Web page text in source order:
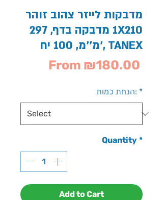
מדבקות לייזר צהוב זוהר
1 מדבקה בדף, 297X210
מ''מ, 100 יח', TANEX
From ₪180.00
הנחת כמות: *
Quantity *
Add to Cart